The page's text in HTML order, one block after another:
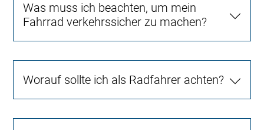
Was muss ich beachten, um mein
Fahrrad verkehrssicher zu machen?
Worauf sollte ich als Radfahrer achten?